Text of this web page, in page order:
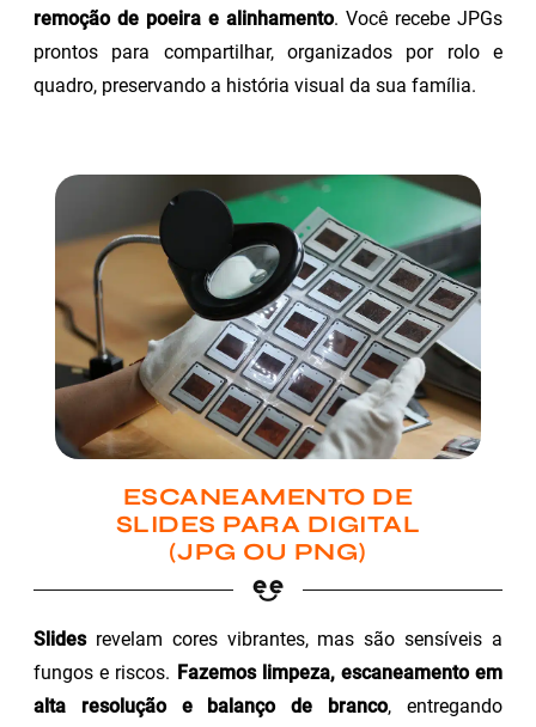
remoção de poeira e alinhamento. Você recebe JPGs
prontos para compartilhar, organizados por rolo e
quadro, preservando a história visual da sua família.
ESCANEAMENTO DE
SLIDES PARA DIGITAL
(JPG OU PNG)
Slidesrevelam cores vibrantes, mas são sensíveis a
fungos e riscos. Fazemos limpeza, escaneamento em
alta resolução e balanço de branco, entregando